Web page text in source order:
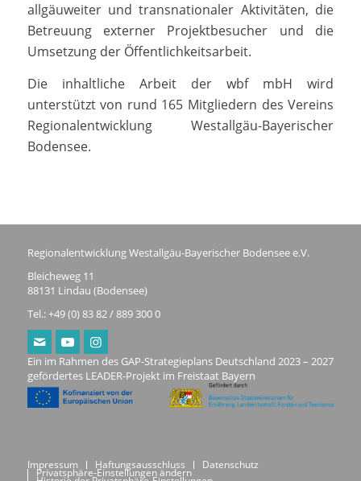
allgäuweiter und transnationaler Aktivitäten, die
Betreuung externer Projektbesucher und die
Umsetzung der Öffentlichkeitsarbeit.
Die inhaltliche Arbeit der wbf mbH wird
unterstützt von rund 165 Mitgliedern des Vereins
Regionalentwicklung Westallgäu-Bayerischer
Bodensee.
Regionalentwicklung Westallgäu-Bayerischer Bodensee e.V.
Bleicheweg 11
88131 Lindau (Bodensee)
Tel.: +49 (0) 83 82 / 889 300 0
Ein im Rahmen des GAP-Strategieplans Deutschland 2023 – 2027
gefördertes LEADER-Projekt im Freistaat Bayern
Impressum Haftungsausschluss Datenschutz
Privatsphäre-Einstellungen ändern